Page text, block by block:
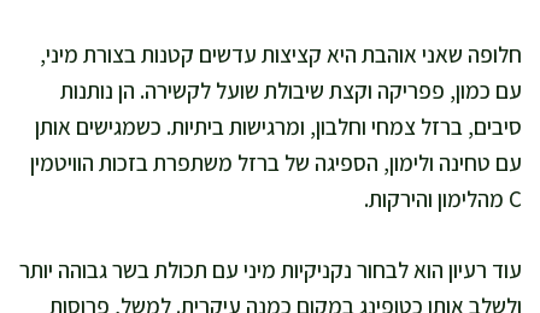
חלופה שאני אוהבת היא קציצות עדשים קטנות בצורת מיני,
עם כמון, פפריקה וקצת שיבולת שועל לקשירה. הן נותנות
סיבים, ברזל צמחי וחלבון, ומרגישות ביתיות. כשמגישים אותן
עם טחינה ולימון, הספיגה של ברזל משתפרת בזכות הוויטמין
C מהלימון והירקות.
עוד רעיון הוא לבחור נקניקיות מיני עם תכולת בשר גבוהה יותר
ולשלב אותן כטופינג במקום כמנה עיקרית. למשל, פרוסות